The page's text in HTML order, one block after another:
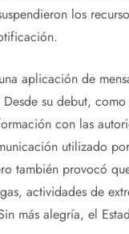
los
aplicación de
Desde su debut,
con las
utilizado
también provocó
actividades de
más alegría, el